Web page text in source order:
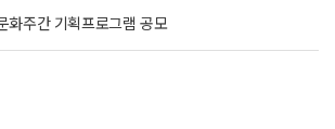
화주간 기획프로그램 공모